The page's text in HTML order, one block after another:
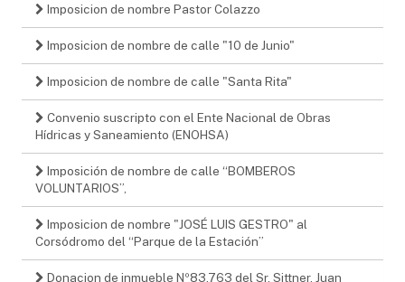
Imposicion de nombre Pastor Colazzo
Imposicion de nombre de calle "10 de Junio"
Imposicion de nombre de calle "Santa Rita"
Convenio suscripto con el Ente Nacional de Obras
Hídricas y Saneamiento (ENOHSA)
Imposición de nombre de calle “BOMBEROS
VOLUNTARIOS”,
Imposicion de nombre "JOSÉ LUIS GESTRO" al
Corsódromo del “Parque de la Estación”
Donacion de inmueble Nº83.763 del Sr. Sittner, Juan